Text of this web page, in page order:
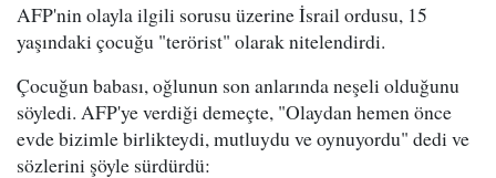
AFP'nin olayla ilgili sorusu üzerine İsrail ordusu, 15
yaşındaki çocuğu "terörist" olarak nitelendirdi.
Çocuğun babası, oğlunun son anlarında neşeli olduğunu
söyledi. AFP'ye verdiği demeçte, "Olaydan hemen önce
evde bizimle birlikteydi, mutluydu ve oynuyordu" dedi ve
sözlerini şöyle sürdürdü: